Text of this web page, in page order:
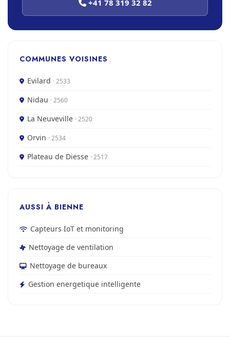
+41 78 319 32 82
COMMUNES VOISINES
Evilard · 2533
Nidau · 2560
La Neuveville · 2520
Orvin · 2534
Plateau de Diesse · 2517
AUSSI À BIENNE
Capteurs IoT et monitoring
Nettoyage de ventilation
Nettoyage de bureaux
Gestion energetique intelligente